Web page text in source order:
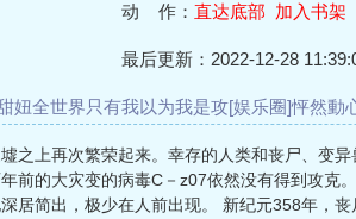
动 作： 直达底部 加入书架
最后更新：2022-12-28
妞全世界只有我以为我是攻[娱乐圈]怦然動
之上再次繁荣起来。幸存的人类和丧尸、变
前的大灾变的病毒C－z07依然没有得到攻克
简出，极少在人前出现。 新纪元358年，丧